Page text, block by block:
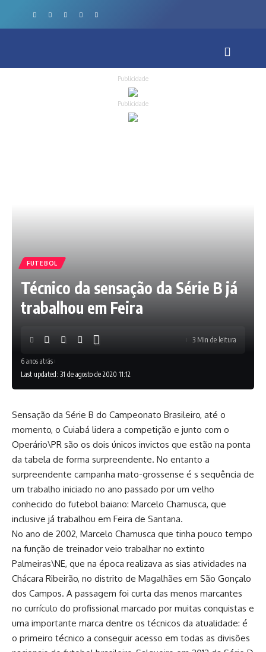
Publicidade
Publicidade
FUTEBOL
Técnico da sensação da Série B já
trabalhou em Feira
Last updated: 31 de agosto de 2020 11:12
6 anos atrás
3 Min de leitura
Sensação da Série B do Campeonato Brasileiro, até o
momento, o Cuiabá lidera a competição e junto com o
Operário\PR são os dois únicos invictos que estão na ponta
da tabela de forma surpreendente. No entanto a
surpreendente campanha mato-grossense é s sequência de
um trabalho iniciado no ano passado por um velho
conhecido do futebol baiano: Marcelo Chamusca, que
inclusive já trabalhou em Feira de Santana.
No ano de 2002, Marcelo Chamusca que tinha pouco tempo
na função de treinador veio trabalhar no extinto
Palmeiras\NE, que na época realizava as sias atividades na
Chácara Ribeirão, no distrito de Magalhães em São Gonçalo
dos Campos. A passagem foi curta das menos marcantes
no currículo do profissional marcado por muitas conquistas e
uma importante marca dentre os técnicos da atualidade: é
o primeiro técnico a conseguir acesso em todas as divisões